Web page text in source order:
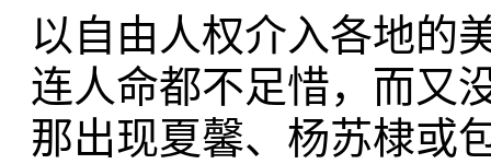
以自由人权介入各地的
连人命都不足惜，而又
那出现夏馨、杨苏棣或